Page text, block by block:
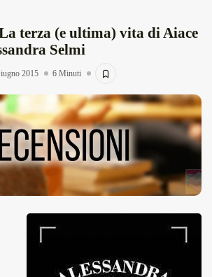
terza (e ultima) vita di Aiace
Selmi
2015 6 Minuti